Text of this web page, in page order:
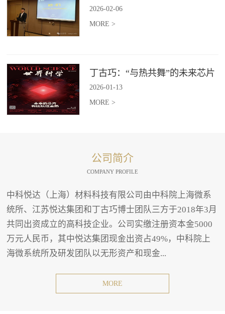
2026-02-06
MORE >
丁古巧：“与热共舞”的未来芯片
2026-01-13
MORE >
公司简介
COMPANY PROFILE
中科悦达（上海）材料科技有限公司由中科院上海微系
统所、江苏悦达集团和丁古巧博士团队三方于2018年3月
共同出资成立的高科技企业。公司实缴注册资本金5000
万元人民币，其中悦达集团现金出资占49%，中科院上
海微系统所及研发团队以无形资产和现金...
MORE